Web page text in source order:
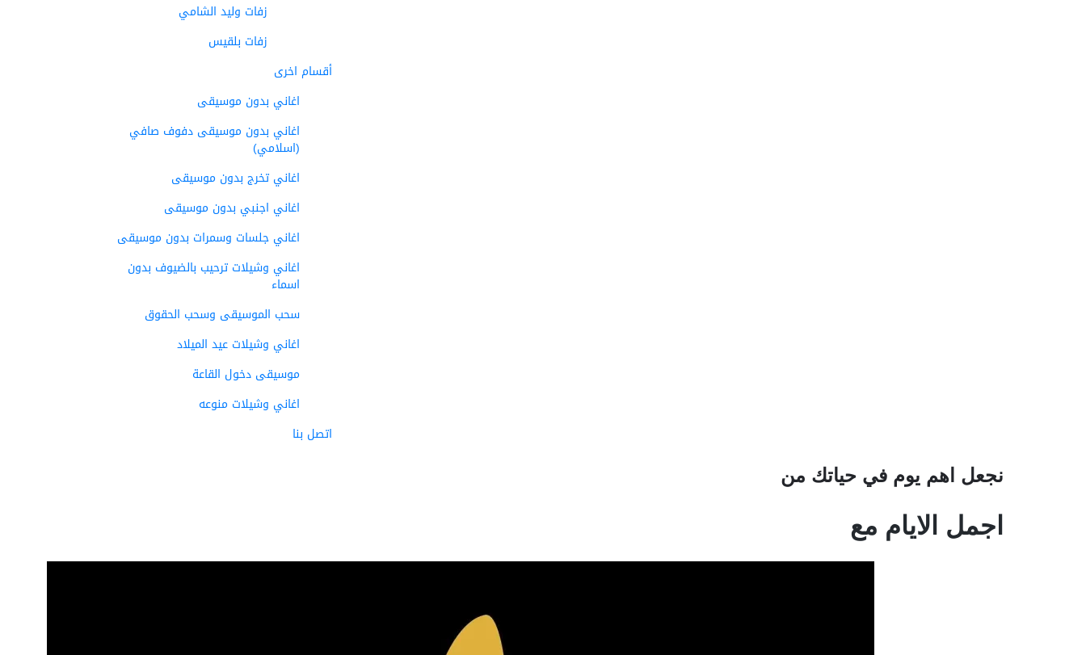
زفات وليد الشامي
زفات بلقيس
أقسام اخرى
اغاني بدون موسيقى
اغاني بدون موسيقى دفوف صافي
(اسلامي)
اغاني تخرج بدون موسيقى
اغاني اجنبي بدون موسيقى
اغاني جلسات وسمرات بدون موسيقى
اغاني وشيلات ترحيب بالضيوف بدون
اسماء
سحب الموسيقى وسحب الحقوق
اغاني وشيلات عيد الميلاد
موسيقى دخول القاعة
اغاني وشيلات منوعه
اتصل بنا
نجعل اهم يوم في حياتك من
اجمل الايام مع